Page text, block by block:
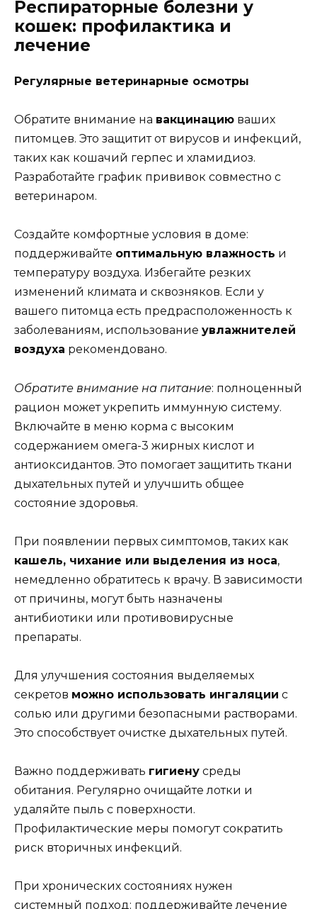
Респираторные болезни у
кошек: профилактика и
лечение
Регулярные ветеринарные осмотры
Обратите внимание на вакцинацию ваших
питомцев. Это защитит от вирусов и инфекций,
таких как кошачий герпес и хламидиоз.
Разработайте график прививок совместно с
ветеринаром.
Создайте комфортные условия в доме:
поддерживайте оптимальную влажность и
температуру воздуха. Избегайте резких
изменений климата и сквозняков. Если у
вашего питомца есть предрасположенность к
заболеваниям, использование увлажнителей
воздуха рекомендовано.
Обратите внимание на питание: полноценный
рацион может укрепить иммунную систему.
Включайте в меню корма с высоким
содержанием омега-3 жирных кислот и
антиоксидантов. Это помогает защитить ткани
дыхательных путей и улучшить общее
состояние здоровья.
При появлении первых симптомов, таких как
кашель, чихание или выделения из носа,
немедленно обратитесь к врачу. В зависимости
от причины, могут быть назначены
антибиотики или противовирусные
препараты.
Для улучшения состояния выделяемых
секретов можно использовать ингаляции с
солью или другими безопасными растворами.
Это способствует очистке дыхательных путей.
Важно поддерживать гигиену среды
обитания. Регулярно очищайте лотки и
удаляйте пыль с поверхности.
Профилактические меры помогут сократить
риск вторичных инфекций.
При хронических состояниях нужен
системный подход: поддерживайте лечение